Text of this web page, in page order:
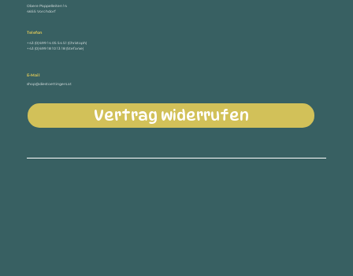
Obere Pappelleiten 14
4655 Vorchdorf
Telefon
+43 (0) 699 14 05 54 51 (Christoph)
+43 (0) 699 18 10 13 18 (Stefanie)
E-Mail
shop@diestoettingers.at
Vertrag widerrufen